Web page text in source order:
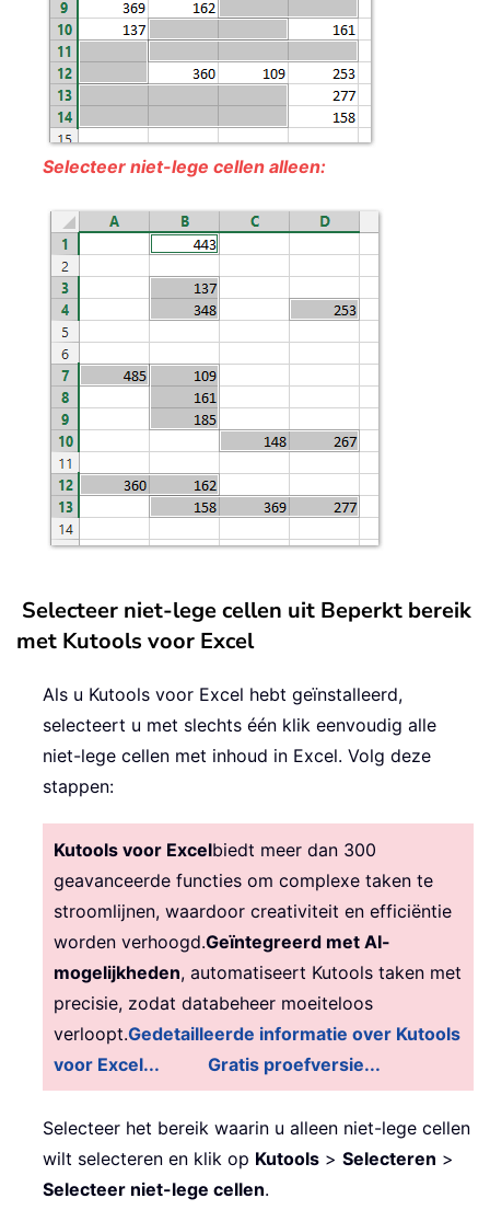
Selecteer niet-lege cellen alleen:
Selecteer niet-lege cellen uit Beperkt bereik
met Kutools voor Excel
Als u Kutools voor Excel hebt geïnstalleerd,
selecteert u met slechts één klik eenvoudig alle
niet-lege cellen met inhoud in Excel. Volg deze
stappen:
Kutools voor Excelbiedt meer dan 300
geavanceerde functies om complexe taken te
stroomlijnen, waardoor creativiteit en efficiëntie
worden verhoogd.Geïntegreerd met AI-
mogelijkheden, automatiseert Kutools taken met
precisie, zodat databeheer moeiteloos
verloopt.Gedetailleerde informatie over Kutools
voor Excel...
Gratis proefversie...
Selecteer het bereik waarin u alleen niet-lege cellen
wilt selecteren en klik op Kutools > Selecteren >
Selecteer niet-lege cellen.